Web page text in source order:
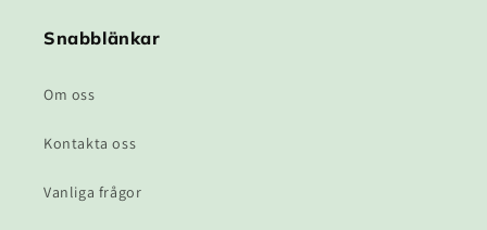
Snabblänkar
Om oss
Kontakta oss
Vanliga frågor